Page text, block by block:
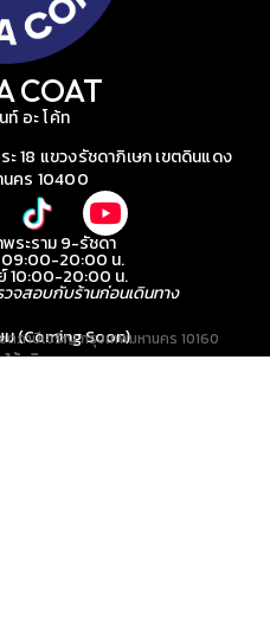
COAT
ท์ อะ โค้ท
18 แขวงรัชดาภิเษก เขตดินแดง
นคร 10400
พระราม 9-รัชดา
09:00-20:00 น.
10:00-20:00 น.
จสอบกับร้านก่อนเดินทาง
ม (Coming Soon)
ตภาษีเจริญ กรุงเทพมหานคร 10160
ให้บริการ